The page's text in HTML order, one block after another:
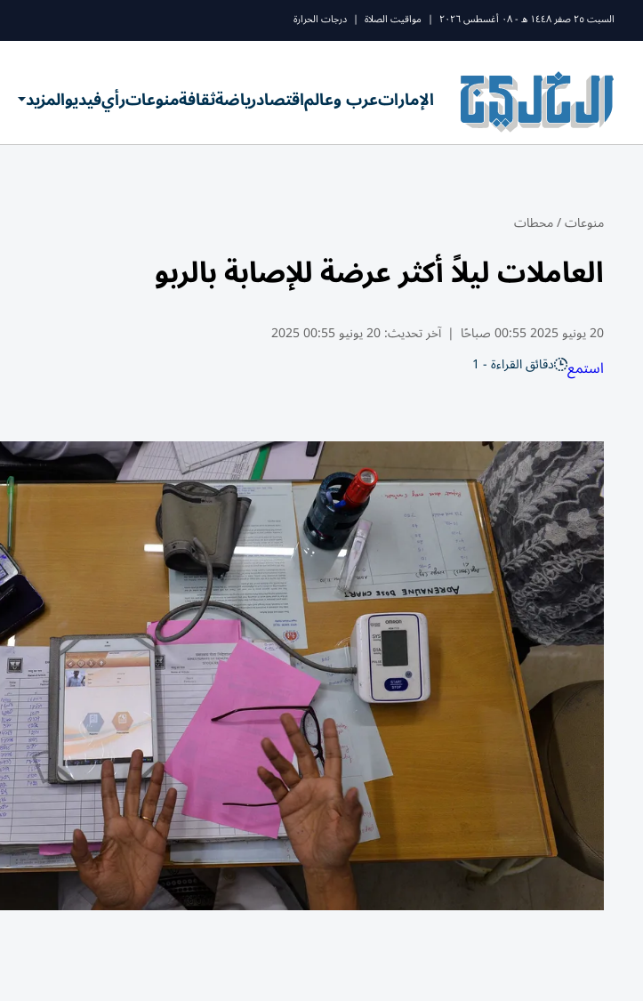
السبت ٢٥ صفر ١٤٤٨ ه - ٠٨ أغسطس ٢٠٢٦ | مواقيت الصلاة | درجات الحرارة
الإماراتعرب وعالماقتصادرياضةثقافةمنوعاترأيفيديوالمزيد
منوعات/محطات
العاملات ليلاً أكثر عرضة للإصابة بالربو
20 يونيو 2025 00:55 صباحًا | آخر تحديث:20 يونيو 00:55 2025
استمع دقائق القراءة - 1